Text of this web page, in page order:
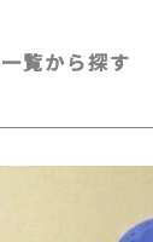
一覧から探す